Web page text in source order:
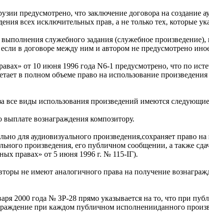
предусмотрено, что заключение договора на создание
всех исключительных прав, а не только тех, которые
служебного задания (служебное
в договоре между ним и автором не предусмотрено
от 10 июня 1996 года N6-1 предусмотрено, что по
в полном объеме право на использование
все виды использования произведений имеются
вознаграждения композитору.
для аудиовизуального произведения,сохраняет право
произведения, его публичном сообщении, а также
правах» от 5 июня 1996 г. № 115-IГ).
не имеют аналогичного права на получение
2000 года № ЗР-28 прямо указывается на то, что при
при каждом публичном исполненииданного